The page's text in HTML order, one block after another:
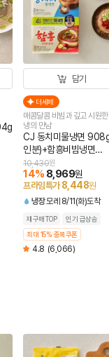
담기
더세페
매콤달콤 비빔과 깊고 시원
냉의 만남
CJ 동치미물냉면
인분)+함흥비빔냉면
474.4g(2인분)
14% 8,969원
10,430원
프라임특가 8,448원
냉장 모레 8/11(화)도착
재구매TOP
인기 급상승
최대 15% 중복쿠폰
4.8 (6,066)